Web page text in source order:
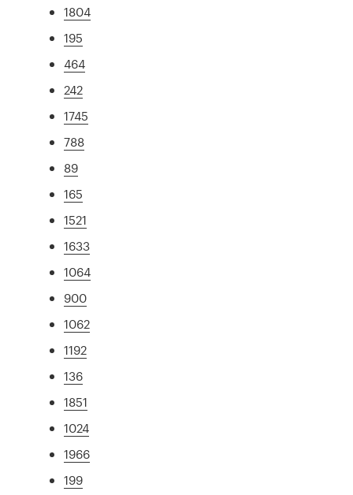
1804
195
464
242
1745
788
89
165
1521
1633
1064
900
1062
1192
136
1851
1024
1966
199